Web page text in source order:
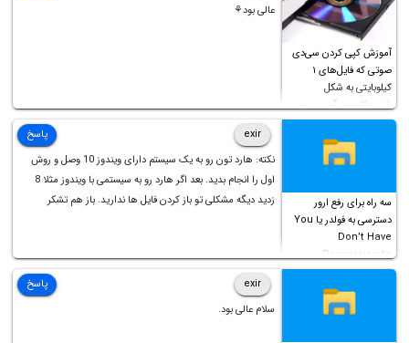
آموزش کپی کردن سی‌دی
صوتی که فایل‌های ۱
کیلوبایتی به شکل
شورت‌کات در آن موجود
است!
عالی بود⚘
سه راه برای رفع ارور
دسترسی به فولدر یا You
Don’t Have
Permission to
Access this folder
exir
نکته: هارد تون رو به یک سیستم دارای ویندوز 10 وصل و روش
اول را انجام بدید. بعد اگر هارد رو به سیستمی با ویندوز مثلا 8
زدید دیگه مشکلی تو باز کردن فایل ها ندارید. باز هم تشکر
پاسخ
exir
سلام عالی بود.
پاسخ